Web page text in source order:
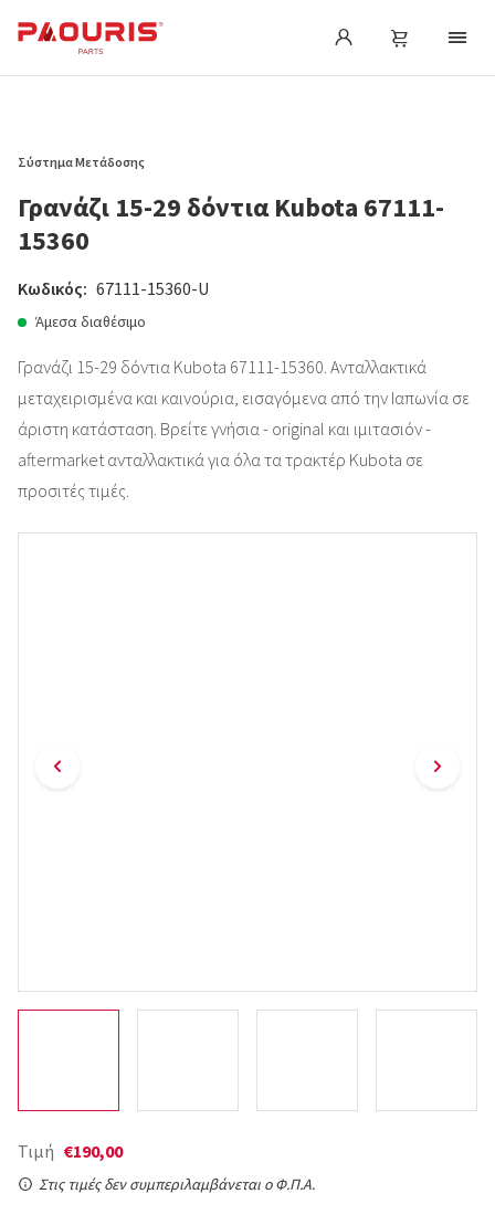
Σύστημα Μετάδοσης
Γρανάζι 15-29 δόντια Kubota 67111-
15360
Κωδικός: 67111-15360-U
Άμεσα διαθέσιμο
Γρανάζι 15-29 δόντια Kubota 67111-15360. Ανταλλακτικά
μεταχειρισμένα και καινούρια, εισαγόμενα από την Ιαπωνία σε
άριστη κατάσταση. Βρείτε γνήσια - original και ιμιτασιόν -
aftermarket ανταλλακτικά για όλα τα τρακτέρ Kubota σε
προσιτές τιμές.
Τιμή €190,00
Στις τιμές δεν συμπεριλαμβάνεται ο Φ.Π.Α.